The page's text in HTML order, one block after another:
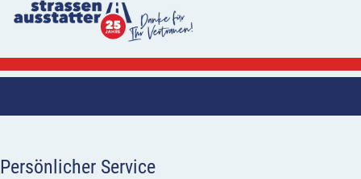
Persönlicher Service